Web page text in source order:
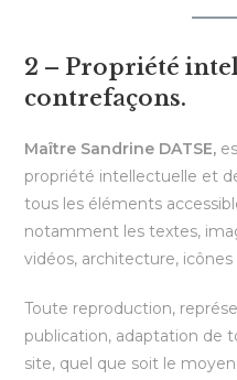
2 – Propriété
contrefaçons.
Maître Sandrine DATSE,
propriété intellectuelle et
tous les éléments
notamment les textes,
vidéos, architecture, icônes
Toute reproduction,
publication, adaptation de
site, quel que soit le